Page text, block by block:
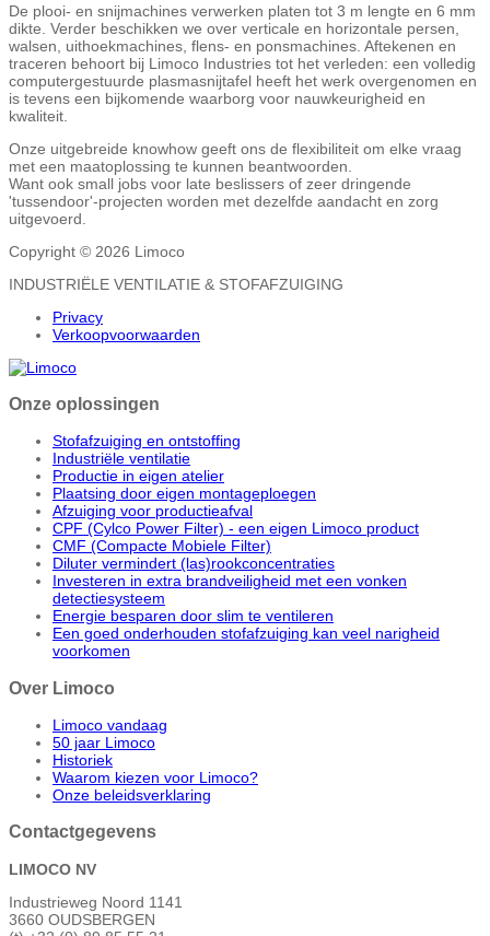
De plooi- en snijmachines verwerken platen tot 3 m lengte en 6 mm
dikte. Verder beschikken we over verticale en horizontale persen,
walsen, uithoekmachines, flens- en ponsmachines. Aftekenen en
traceren behoort bij Limoco Industries tot het verleden: een volledig
computergestuurde plasmasnijtafel heeft het werk overgenomen en
is tevens een bijkomende waarborg voor nauwkeurigheid en
kwaliteit.
Onze uitgebreide knowhow geeft ons de flexibiliteit om elke vraag
met een maatoplossing te kunnen beantwoorden.
Want ook small jobs voor late beslissers of zeer dringende
'tussendoor'-projecten worden met dezelfde aandacht en zorg
uitgevoerd.
Copyright © 2026 Limoco
INDUSTRIËLE VENTILATIE & STOFAFZUIGING
Privacy
Verkoopvoorwaarden
Onze oplossingen
Stofafzuiging en ontstoffing
Industriële ventilatie
Productie in eigen atelier
Plaatsing door eigen montageploegen
Afzuiging voor productieafval
CPF (Cylco Power Filter) - een eigen Limoco product
CMF (Compacte Mobiele Filter)
Diluter vermindert (las)rookconcentraties
Investeren in extra brandveiligheid met een vonken
detectiesysteem
Energie besparen door slim te ventileren
Een goed onderhouden stofafzuiging kan veel narigheid
voorkomen
Over Limoco
Limoco vandaag
50 jaar Limoco
Historiek
Waarom kiezen voor Limoco?
Onze beleidsverklaring
Contactgegevens
LIMOCO NV
Industrieweg Noord 1141
3660 OUDSBERGEN